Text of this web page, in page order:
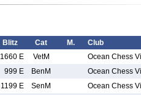
Blitz Cat M.
Club
1660 E VetM
Ocean Chess
999 E BenM
Ocean Chess
1199 E SenM
Ocean Chess